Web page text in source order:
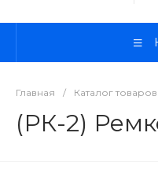
Главная / Каталог товаров
(РК-2)